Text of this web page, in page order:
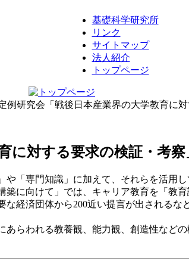
基礎科学研究所
リンク
サイトマップ
法人紹介
トップページ
例研究会「戦後日本産業界の大学教育に対
に対する要求の検証・考察
「専門知識」に加えて、それらを活用
に向けて」では、キャリア教育を「教
経済団体から200近い提言が出される
らわれる教養観、能力観、創造性など